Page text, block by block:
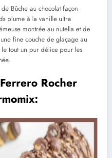
Bûche au chocolat façon
plume à la vanille ultra
montrée au nutella et de
fine couche de glaçage au
le tout un pur délice pour les
Rocher